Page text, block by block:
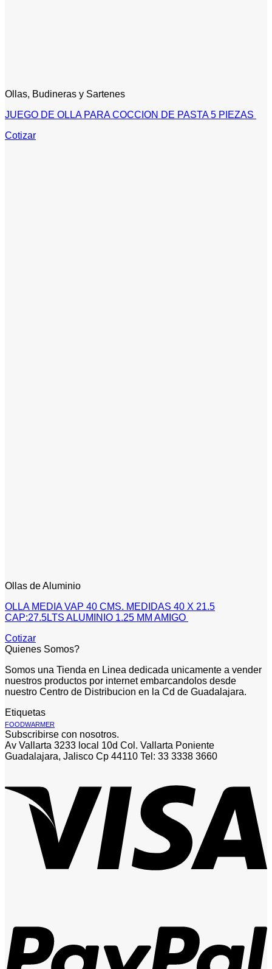
Ollas, Budineras y Sartenes
JUEGO DE OLLA PARA COCCION DE PASTA 5 PIEZAS
Cotizar
Ollas de Aluminio
OLLA MEDIA VAP 40 CMS. MEDIDAS 40 X 21.5
CAP:27.5LTS ALUMINIO 1.25 MM AMIGO
Cotizar
Quienes Somos?
Somos una Tienda en Linea dedicada unicamente a vender
nuestros productos por internet embarcandolos desde
nuestro Centro de Distribucion en la Cd de Guadalajara.
Etiquetas
FOODWARMER
Subscribirse con nosotros.
Av Vallarta 3233 local 10d Col. Vallarta Poniente
Guadalajara, Jalisco Cp 44110 Tel: 33 3338 3660